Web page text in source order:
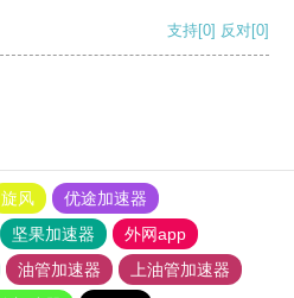
支持[0] 反对[0]
旋风
优途加速器
坚果加速器
外网app
油管加速器
上油管加速器